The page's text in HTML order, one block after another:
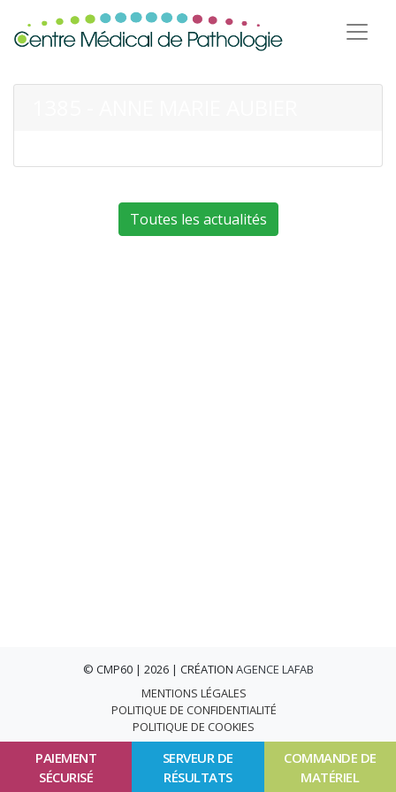
PAIEMENT
SÉCURISÉ
SERVEUR DE
RÉSULTATS
COMMANDE DE
MATÉRIEL
Toutes les actualités
© CMP60 | 2026 | CRÉATION AGENCE LAFAB
MENTIONS LÉGALES
POLITIQUE DE CONFIDENTIALITÉ
POLITIQUE DE COOKIES